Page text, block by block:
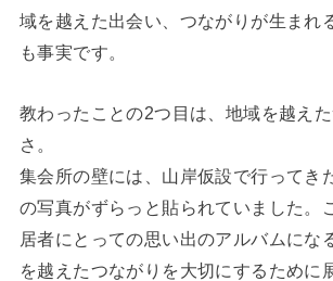
域を越えた出会い、つながりが生まれ
も事実です。
教わったことの2つ目は、地域を越え
さ。
集会所の壁には、山岸仮設で行ってき
の写真がずらっと貼られていました。
居者にとっての思い出のアルバムにな
を越えたつながりを大切にするために